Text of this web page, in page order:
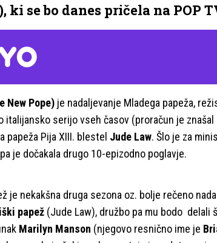
ki se bo danes pričela na POP
New Pope) je nadaljevanje Mladega papeža,
italijansko serijo vseh časov (proračun je
papeža Pija XIII. blestel Jude Law. Šlo je za
je dočakala drugo 10-epizodno poglavje.
je nekakšna druga sezona oz. bolje rečeno
papež (Jude Law), družbo pa mu bodo delali
Marilyn Manson (njegovo resnično ime je